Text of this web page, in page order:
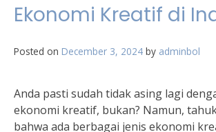
Ekonomi Kreatif di
Posted on December 3, 2024 by adminbol
Anda pasti sudah tidak asing lagi
ekonomi kreatif, bukan? Namun,
bahwa ada berbagai jenis ekonomi